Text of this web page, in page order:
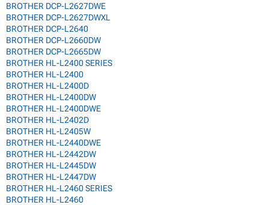
BROTHER DCP-L2627DWE
BROTHER DCP-L2627DWXL
BROTHER DCP-L2640
BROTHER DCP-L2660DW
BROTHER DCP-L2665DW
BROTHER HL-L2400 SERIES
BROTHER HL-L2400
BROTHER HL-L2400D
BROTHER HL-L2400DW
BROTHER HL-L2400DWE
BROTHER HL-L2402D
BROTHER HL-L2405W
BROTHER HL-L2440DWE
BROTHER HL-L2442DW
BROTHER HL-L2445DW
BROTHER HL-L2447DW
BROTHER HL-L2460 SERIES
BROTHER HL-L2460